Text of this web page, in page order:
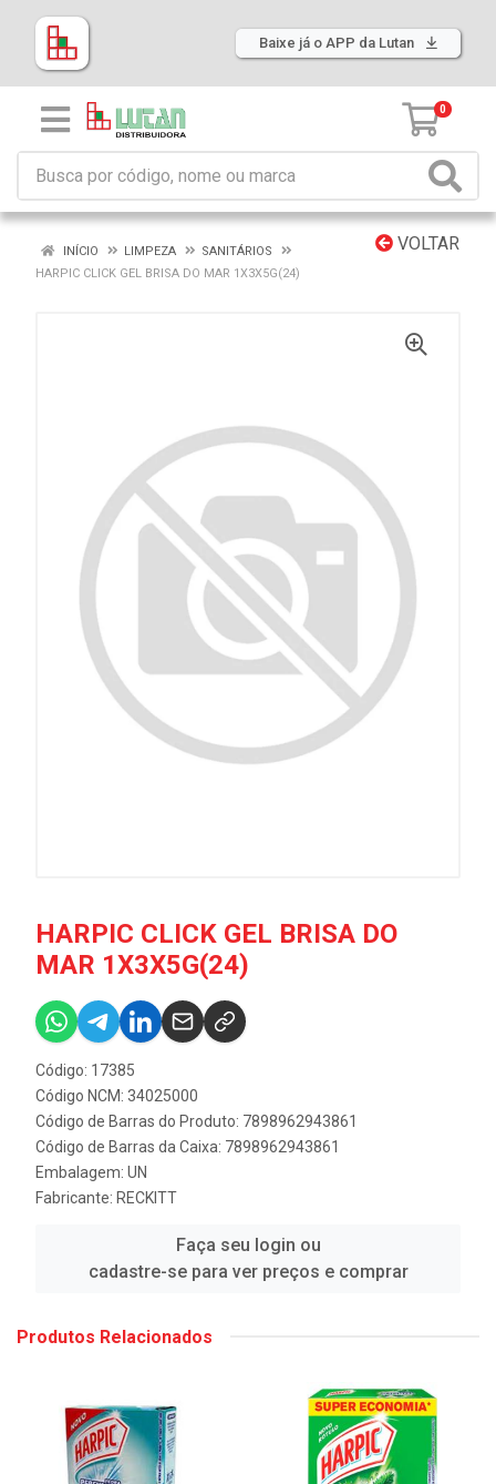
Baixe já o APP da Lutan
0
VOLTAR
INÍCIO LIMPEZA
SANITÁRIOS
HARPIC CLICK GEL BRISA DO MAR 1X3X5G(24)
HARPIC CLICK GEL BRISA DO
MAR 1X3X5G(24)
Código: 17385
Código NCM: 34025000
Código de Barras do Produto: 7898962943861
Código de Barras da Caixa: 7898962943861
Embalagem: UN
Fabricante: RECKITT
Faça seu login ou
cadastre-se para ver preços e comprar
Produtos Relacionados